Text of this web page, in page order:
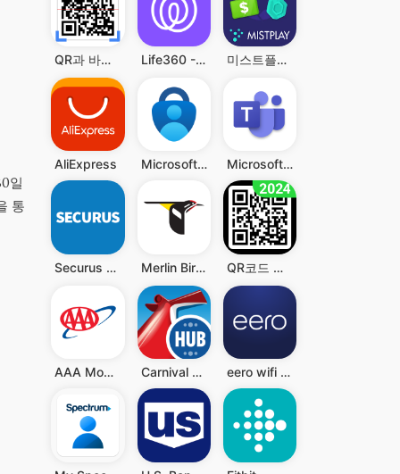
일
통
QR과 바코드 스캐너 Life360 - 위치 공유 미스트플레이 – 게임 플레이하고 리워드까지 받으세요
AliExpress Microsoft Authenticator Microsoft Teams
Securus Mobile Merlin Bird ID by Cornell Lab QR코드 리더 - QR과 바코드 스캐너, QR 스캐너
AAA Mobile Carnival HUB eero wifi system